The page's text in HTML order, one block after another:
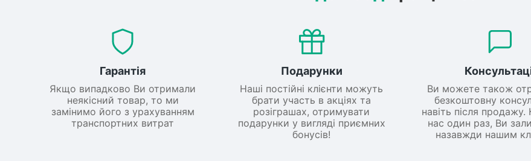
Гарантія
Якщо випадково Ви отримали
неякісний товар, то ми
замінимо його з урахуванням
транспортних витрат
Подарунки
Наші постійні клієнти можуть
брати участь в акціях та
розіграшах, отримувати
подарунки у вигляді приємних
бонусів!
Ви можете також
безкоштовну
навіть після
нас один раз, Ви
назавжди нашим